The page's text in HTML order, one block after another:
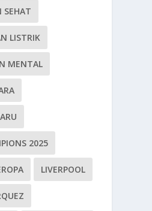
SEHAT
LISTRIK
MENTAL
2025
LIVERPOOL